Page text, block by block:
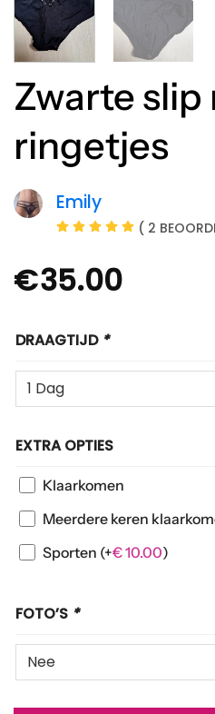
Zwarte
ringetjes
Emily
( 2
€35.00
DRAAGTIJD *
EXTRA OPTIES
Klaarkomen
Meerdere keren
Sporten (+€10.00)
FOTO’S *